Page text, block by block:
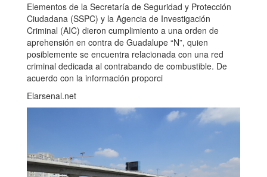
Elementos de la Secretaría de Seguridad y Protección
Ciudadana (SSPC) y la Agencia de Investigación
Criminal (AIC) dieron cumplimiento a una orden de
aprehensión en contra de Guadalupe “N”, quien
posiblemente se encuentra relacionada con una red
criminal dedicada al contrabando de combustible. De
acuerdo con la información proporci
Elarsenal.net